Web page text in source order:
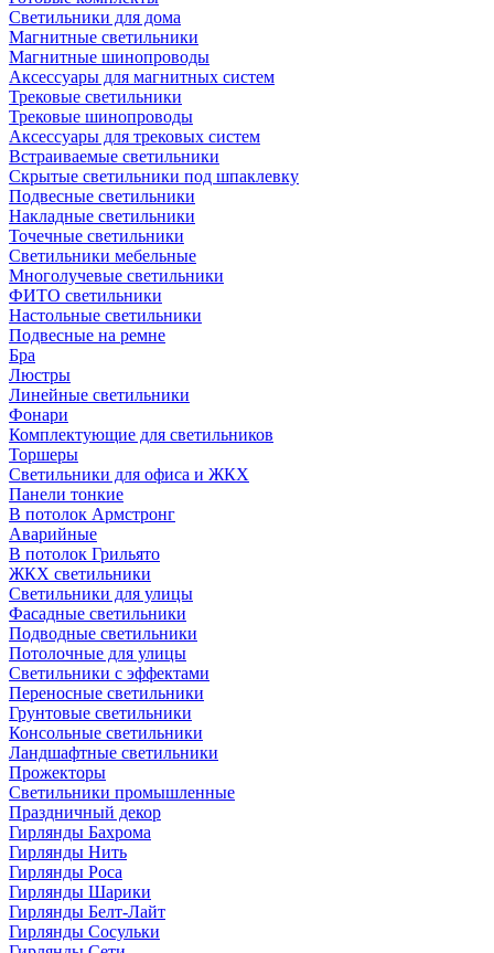
Светильники для дома
Магнитные светильники
Магнитные шинопроводы
Аксессуары для магнитных систем
Трековые светильники
Трековые шинопроводы
Аксессуары для трековых систем
Встраиваемые светильники
Скрытые светильники под шпаклевку
Подвесные светильники
Накладные светильники
Точечные светильники
Светильники мебельные
Многолучевые светильники
ФИТО светильники
Настольные светильники
Подвесные на ремне
Бра
Люстры
Линейные светильники
Фонари
Комплектующие для светильников
Торшеры
Светильники для офиса и ЖКХ
Панели тонкие
В потолок Армстронг
Аварийные
В потолок Грильято
ЖКХ светильники
Светильники для улицы
Фасадные светильники
Подводные светильники
Потолочные для улицы
Светильники с эффектами
Переносные светильники
Грунтовые светильники
Консольные светильники
Ландшафтные светильники
Прожекторы
Светильники промышленные
Праздничный декор
Гирлянды Бахрома
Гирлянды Нить
Гирлянды Роса
Гирлянды Шарики
Гирлянды Белт-Лайт
Гирлянды Сосульки